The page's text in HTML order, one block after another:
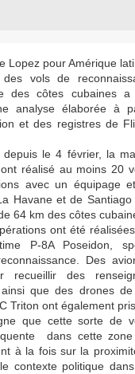
Lopez pour Amérique
des vols de
des côtes cubaines
analyse élaborée à
et des registres de
le 4 février, la
ont réalisé au moins 20
avec un équipage
Havane et de
64 km des côtes
ont été
P-8A Poseidon,
Des
recueillir des
que des drones
Triton ont également
que cette sorte de
dans cette
à la fois sur la
contexte politique